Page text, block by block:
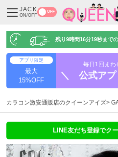
JACK
ON/OFF
OFF
残り9時間16分18秒まで
アプリ限定
最大
15%OFF
毎日1回まわ
＼ 公式アプ
カラコン激安通販店のクイーンアイズ
LINE友だち登録でク